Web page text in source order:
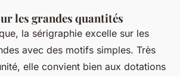
les grandes quantités
la sérigraphie excelle sur les
avec des motifs simples. Très
elle convient bien aux dotations